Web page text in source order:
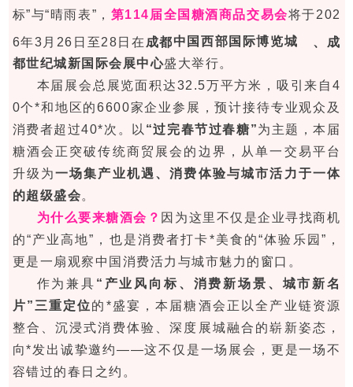
标”与“晴雨表”， 第114届全国 糖酒商品交易会将于202
6年3月26日至28日在 成都中国西部国际博览城
、成
都世纪城新国际会展中心盛大举行。
本届展会总展览面积达32.5万平方米，吸引来自4
0个*和地区的6600家企业参展，预计接待专业观众及
消费者超过40*次。以 “过完春节过春糖”为主题，本届
糖酒会 正突破传统商贸展会的边界，从单一交易平台
升级为一场集产业机遇、消费体验与城市活力于一体
的超级盛会。
为什么要来糖酒会？ 因为这里不仅是企业寻找商机
的“产业高地”，也是消费者打卡*美食的“体验乐园”，
更是一扇观察中国消费活力与城市魅力的窗口。
作为兼具 “产业风向标、消费新场景、城市新名
片”三重定位的*盛宴，本届糖酒会正以全产业链资源
整合、沉浸式消费体验、深度展城融合的崭新姿态，
向*发出诚挚邀约——这不仅是一场展会，更是一场不
容错过的春日之约。